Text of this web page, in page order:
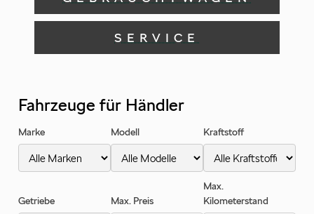
SERVICE
Fahrzeuge für Händler
Marke Modell Kraftstoff
Getriebe Max. Preis
Max.
Kilometerstand